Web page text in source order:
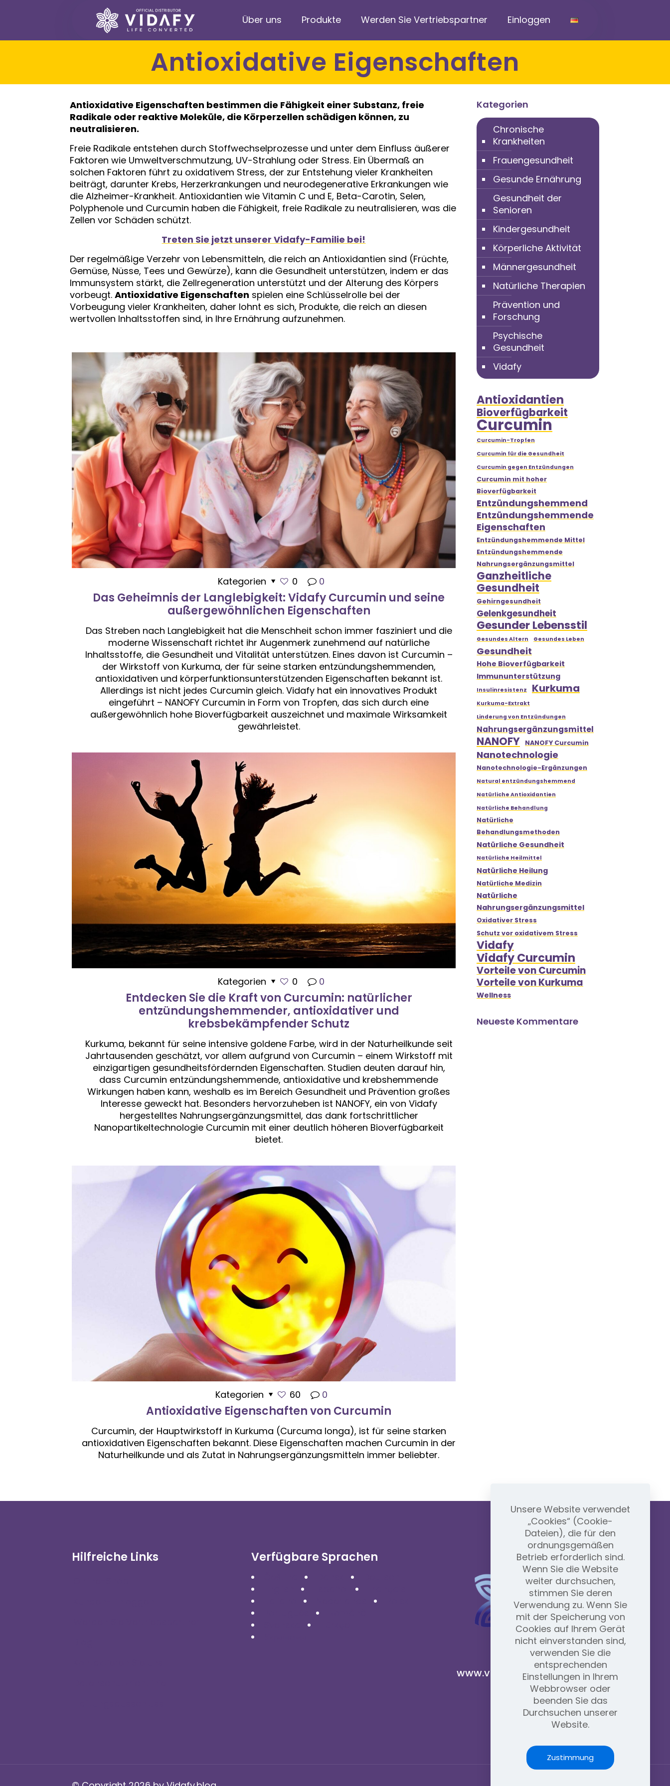
Über uns Produkte Werden Sie Vertriebspartner Einloggen
Antioxidative Eigenschaften
Antioxidative Eigenschaften bestimmen die Fähigkeit einer Substanz, freie
Radikale oder reaktive Moleküle, die Körperzellen schädigen können, zu
neutralisieren.
Freie Radikale entstehen durch Stoffwechselprozesse und unter dem Einfluss äußerer
Faktoren wie Umweltverschmutzung, UV-Strahlung oder Stress. Ein Übermaß an
solchen Faktoren führt zu oxidativem Stress, der zur Entstehung vieler Krankheiten
beiträgt, darunter Krebs, Herzerkrankungen und neurodegenerative Erkrankungen wie
die Alzheimer-Krankheit. Antioxidantien wie Vitamin C und E, Beta-Carotin, Selen,
Polyphenole und Curcumin haben die Fähigkeit, freie Radikale zu neutralisieren, was die
Zellen vor Schäden schützt.
Treten Sie jetzt unserer Vidafy-Familie bei!
Der regelmäßige Verzehr von Lebensmitteln, die reich an Antioxidantien sind (Früchte,
Gemüse, Nüsse, Tees und Gewürze), kann die Gesundheit unterstützen, indem er das
Immunsystem stärkt, die Zellregeneration unterstützt und der Alterung des Körpers
vorbeugt. Antioxidative Eigenschaften spielen eine Schlüsselrolle bei der
Vorbeugung vieler Krankheiten, daher lohnt es sich, Produkte, die reich an diesen
wertvollen Inhaltsstoffen sind, in Ihre Ernährung aufzunehmen.
Kategorien 0 0
Das Geheimnis der Langlebigkeit: Vidafy Curcumin und seine
außergewöhnlichen Eigenschaften
Das Streben nach Langlebigkeit hat die Menschheit schon immer fasziniert und die
moderne Wissenschaft richtet ihr Augenmerk zunehmend auf natürliche
Inhaltsstoffe, die Gesundheit und Vitalität unterstützen. Eines davon ist Curcumin –
der Wirkstoff von Kurkuma, der für seine starken entzündungshemmenden,
antioxidativen und körperfunktionsunterstützenden Eigenschaften bekannt ist.
Allerdings ist nicht jedes Curcumin gleich. Vidafy hat ein innovatives Produkt
eingeführt – NANOFY Curcumin in Form von Tropfen, das sich durch eine
außergewöhnlich hohe Bioverfügbarkeit auszeichnet und maximale Wirksamkeit
gewährleistet.
Kategorien 0 0
Entdecken Sie die Kraft von Curcumin: natürlicher
entzündungshemmender, antioxidativer und
krebsbekämpfender Schutz
Kurkuma, bekannt für seine intensive goldene Farbe, wird in der Naturheilkunde seit
Jahrtausenden geschätzt, vor allem aufgrund von Curcumin – einem Wirkstoff mit
einzigartigen gesundheitsfördernden Eigenschaften. Studien deuten darauf hin,
dass Curcumin entzündungshemmende, antioxidative und krebshemmende
Wirkungen haben kann, weshalb es im Bereich Gesundheit und Prävention großes
Interesse geweckt hat. Besonders hervorzuheben ist NANOFY, ein von Vidafy
hergestelltes Nahrungsergänzungsmittel, das dank fortschrittlicher
Nanopartikeltechnologie Curcumin mit einer deutlich höheren Bioverfügbarkeit
bietet.
Kategorien 60 0
Antioxidative Eigenschaften von Curcumin
Curcumin, der Hauptwirkstoff in Kurkuma (Curcuma longa), ist für seine starken
antioxidativen Eigenschaften bekannt. Diese Eigenschaften machen Curcumin in der
Naturheilkunde und als Zutat in Nahrungsergänzungsmitteln immer beliebter.
Kategorien
Chronische
Krankheiten
Frauengesundheit
Gesunde Ernährung
Gesundheit der
Senioren
Kindergesundheit
Körperliche Aktivität
Männergesundheit
Natürliche Therapien
Prävention und
Forschung
Psychische
Gesundheit
Vidafy
Antioxidantien
Bioverfügbarkeit
Curcumin
Curcumin-Tropfen
Curcumin für die Gesundheit
Curcumin gegen Entzündungen
Curcumin mit hoher
Bioverfügbarkeit
Entzündungshemmend
Entzündungshemmende
Eigenschaften
Entzündungshemmende Mittel
Entzündungshemmende
Nahrungsergänzungsmittel
Ganzheitliche
Gesundheit
Gehirngesundheit
Gelenkgesundheit
Gesunder Lebensstil
Gesundes Altern Gesundes Leben
Gesundheit
Hohe Bioverfügbarkeit
Immununterstützung
Insulinresistenz Kurkuma
Kurkuma-Extrakt
Linderung von Entzündungen
Nahrungsergänzungsmittel
NANOFY NANOFY Curcumin
Nanotechnologie
Nanotechnologie-Ergänzungen
Natural entzündungshemmend
Natürliche Antioxidantien
Natürliche Behandlung
Natürliche
Behandlungsmethoden
Natürliche Gesundheit
Natürliche Heilmittel
Natürliche Heilung
Natürliche Medizin
Natürliche
Nahrungsergänzungsmittel
Oxidativer Stress
Schutz vor oxidativem Stress
Vidafy
Vidafy Curcumin
Vorteile von Curcumin
Vorteile von Kurkuma
Wellness
Neueste Kommentare
Hilfreiche Links Verfügbare Sprachen
www.vidafyglobal.com
Unsere Website verwendet
„Cookies“ (Cookie-
Dateien), die für den
ordnungsgemäßen
Betrieb erforderlich sind.
Wenn Sie die Website
weiter durchsuchen,
stimmen Sie deren
Verwendung zu. Wenn Sie
mit der Speicherung von
Cookies auf Ihrem Gerät
nicht einverstanden sind,
verwenden Sie die
entsprechenden
Einstellungen in Ihrem
Webbrowser oder
beenden Sie das
Durchsuchen unserer
Website.
Zustimmung